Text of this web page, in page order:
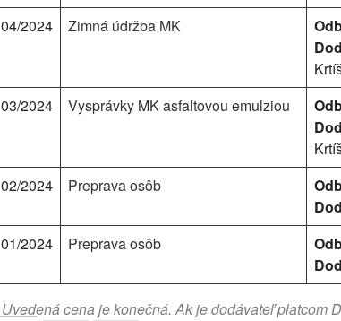
04/2024 Zimná údržba MK
03/2024 Vysprávky MK asfaltovou emulziou
02/2024 Preprava osôb
01/2024 Preprava osôb
Uvedená cena je konečná. Ak je dodávateľ platcom